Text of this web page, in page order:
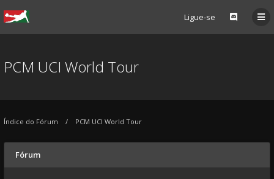
Ligue-se
PCM UCI World Tour
Índice do Fórum PCM UCI World Tour
Fórum